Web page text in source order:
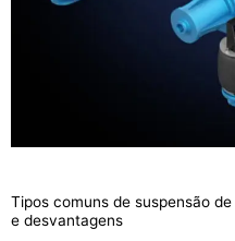
Tipos comuns de suspensão
e desvantagens